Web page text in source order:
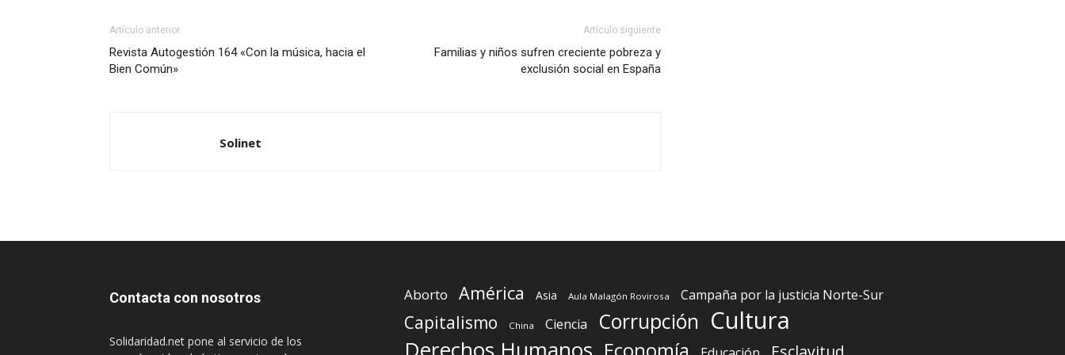
Artículo anterior
Revista Autogestión 164 «Con la música, hacia el
Bien Común»
Artículo siguiente
Familias y niños sufren creciente pobreza y
exclusión social en España
Solinet
Contacta con nosotros
Solidaridad.net pone al servicio de los
Aborto América Asia Aula Malagón Rovirosa Campaña por la justicia Norte-Sur
Capitalismo China Ciencia Corrupción Cultura